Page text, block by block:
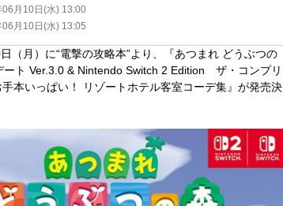
月10日(水) 13:00
月10日(水) 13:05
（月）に“電撃の攻略本”より、『あつまれ どうぶつの
ート Ver.3.0 & Nintendo Switch 2 Edition ザ・コンプリ
本いっぱい！ リゾートホテル客室コーデ集』が発売決